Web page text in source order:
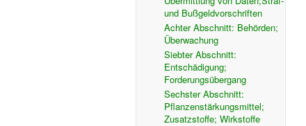
und Bußgeldvorschriften
Achter Abschnitt: Behörden;
Überwachung
Siebter Abschnitt:
Entschädigung;
Forderungsübergang
Sechster Abschnitt:
Pflanzenstärkungsmittel;
Zusatzstoffe; Wirkstoffe